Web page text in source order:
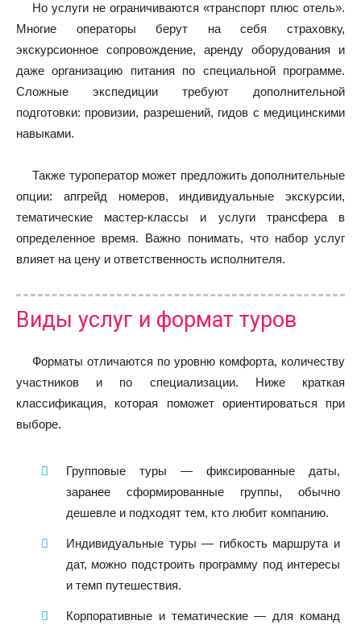
Но услуги не ограничиваются «транспорт плюс отель».
Многие операторы берут на себя страховку,
экскурсионное сопровождение, аренду оборудования и
даже организацию питания по специальной программе.
Сложные экспедиции требуют дополнительной
подготовки: провизии, разрешений, гидов с медицинскими
навыками.
Также туроператор может предложить дополнительные
опции: апгрейд номеров, индивидуальные экскурсии,
тематические мастер-классы и услуги трансфера в
определенное время. Важно понимать, что набор услуг
влияет на цену и ответственность исполнителя.
Виды услуг и формат туров
Форматы отличаются по уровню комфорта, количеству
участников и по специализации. Ниже краткая
классификация, которая поможет ориентироваться при
выборе.
Групповые туры — фиксированные даты,
заранее сформированные группы, обычно
дешевле и подходят тем, кто любит компанию.
Индивидуальные туры — гибкость маршрута и
дат, можно подстроить программу под интересы
и темп путешествия.
Корпоративные и тематические — для команд